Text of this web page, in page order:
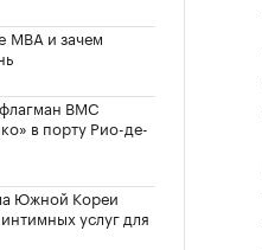
MBA и зачем
ВМС
в порту Рио-де-
Южной Кореи
услуг для